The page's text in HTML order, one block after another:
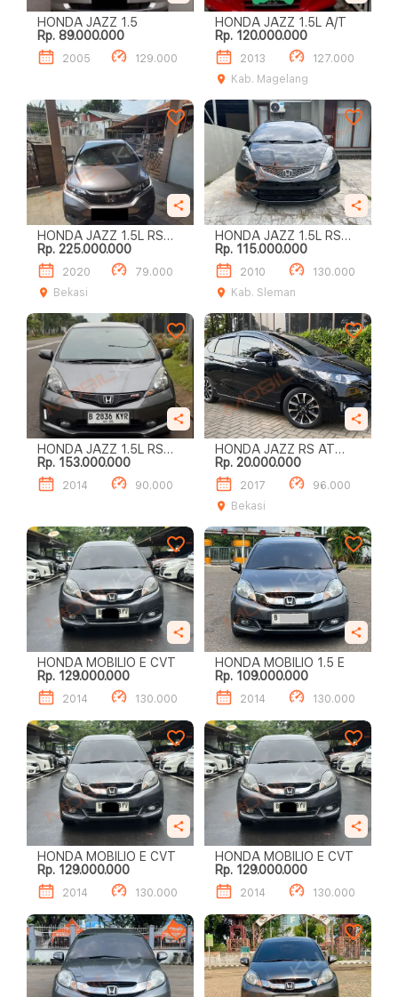
HONDA JAZZ 1.5
Rp. 89.000.000
2005 129.000
HONDA JAZZ 1.5L A/T
Rp. 120.000.000
2013
127.000
Kab. Magelang
HONDA JAZZ 1.5L RS
A/T
Rp. 225.000.000
2020
79.000
Bekasi
HONDA JAZZ 1.5L RS
A/T
Rp. 115.000.000
2010
130.000
Kab. Sleman
HONDA JAZZ 1.5L RS
A/T
Rp. 153.000.000
2014 90.000
HONDA JAZZ RS AT
KREDIT SYARIAH
Rp. 20.000.000
2017
96.000
Bekasi
HONDA MOBILIO E CVT
Rp. 129.000.000
2014 130.000
HONDA MOBILIO 1.5 E
Rp. 109.000.000
2014 130.000
HONDA MOBILIO E CVT
Rp. 129.000.000
2014 130.000
HONDA MOBILIO E CVT
Rp. 129.000.000
2014 130.000